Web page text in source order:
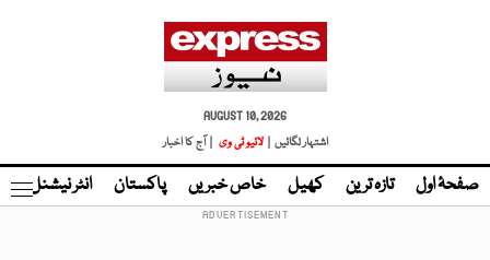
AUGUST 10, 2026
اشتہار لگائیں |
لائیو ٹی وی | آج کا اخبار
صفحۂ اول تازہ ترین کھیل خاص خبریں پاکستان انٹر نیشنل